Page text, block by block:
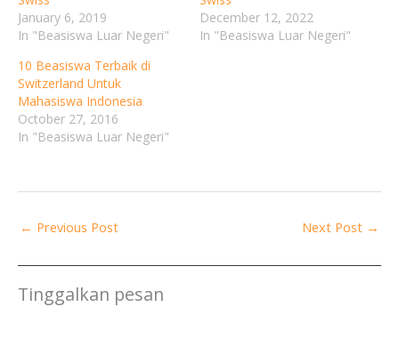
January 6, 2019
In "Beasiswa Luar Negeri"
December 12, 2022
In "Beasiswa Luar Negeri"
10 Beasiswa Terbaik di
Switzerland Untuk
Mahasiswa Indonesia
October 27, 2016
In "Beasiswa Luar Negeri"
← Previous Post Next Post →
Tinggalkan pesan